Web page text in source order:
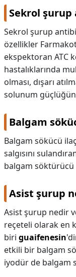
Sekrol
Sekrol şurup
özellikler
ekspektoran ATC
hastalıklarında
olması, dışarı
solunum
Balgam
Balgam sökücü
salgısını
balgam söktürücü
Asist şurup
Asist şurup nedir
reçeteli olarak en
biri guaifenesin
etkili bir balgam
iyodür de balgam